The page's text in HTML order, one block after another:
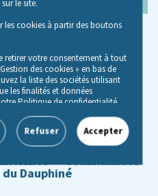
vous donne rendez-
du…
Rénov’ – Communauté
Dauphiné
le site.
les cookies à partir des boutons
retirer votre consentement à tout
des cookies » en bas de
la liste des sociétés utilisant
les finalités et données
Politique de confidentialité,
Refuser Accepter